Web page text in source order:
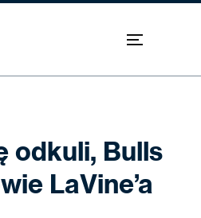
odkuli, Bulls
LaVine’a